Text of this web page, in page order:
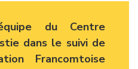
du Centre
dans le suivi de
Francomtoise